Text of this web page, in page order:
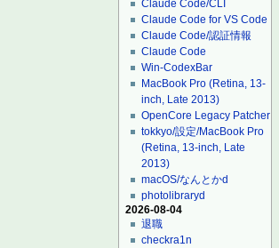
Claude Code/CLI
Claude Code for VS Code
Claude Code/認証情報
Claude Code
Win-CodexBar
MacBook Pro (Retina, 13-
inch, Late 2013)
OpenCore Legacy Patcher
tokkyo/設定/MacBook Pro
(Retina, 13-inch, Late
2013)
macOS/なんとかd
photolibraryd
2026-08-04
退職
checkra1n